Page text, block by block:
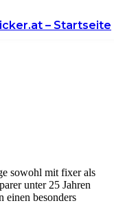
– Startseite
start:bausparkasse
sowohl mit fixer als
unter 25 Jahren
einen besonders